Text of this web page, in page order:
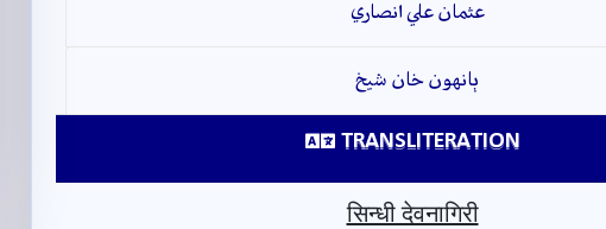
عثمان علي انصاري
ٻانهون خان شيخ
TRANSLITERATION
सिन्धी देवनागिरी